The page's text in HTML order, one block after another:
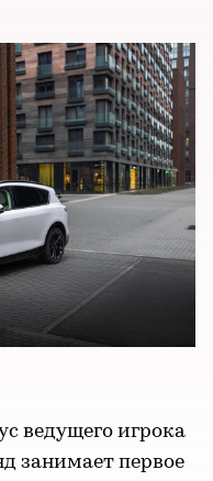
ведущего игрока
занимает первое